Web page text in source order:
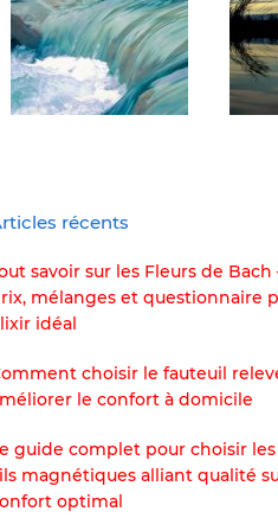
récents
savoir sur les Fleurs de Bach
mélanges et questionnaire
idéal
choisir le fauteuil
le confort à domicile
guide complet pour choisir
magnétiques alliant qualité
optimal